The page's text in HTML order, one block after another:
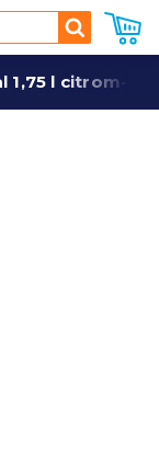
Keresés
1,75 l citrom-